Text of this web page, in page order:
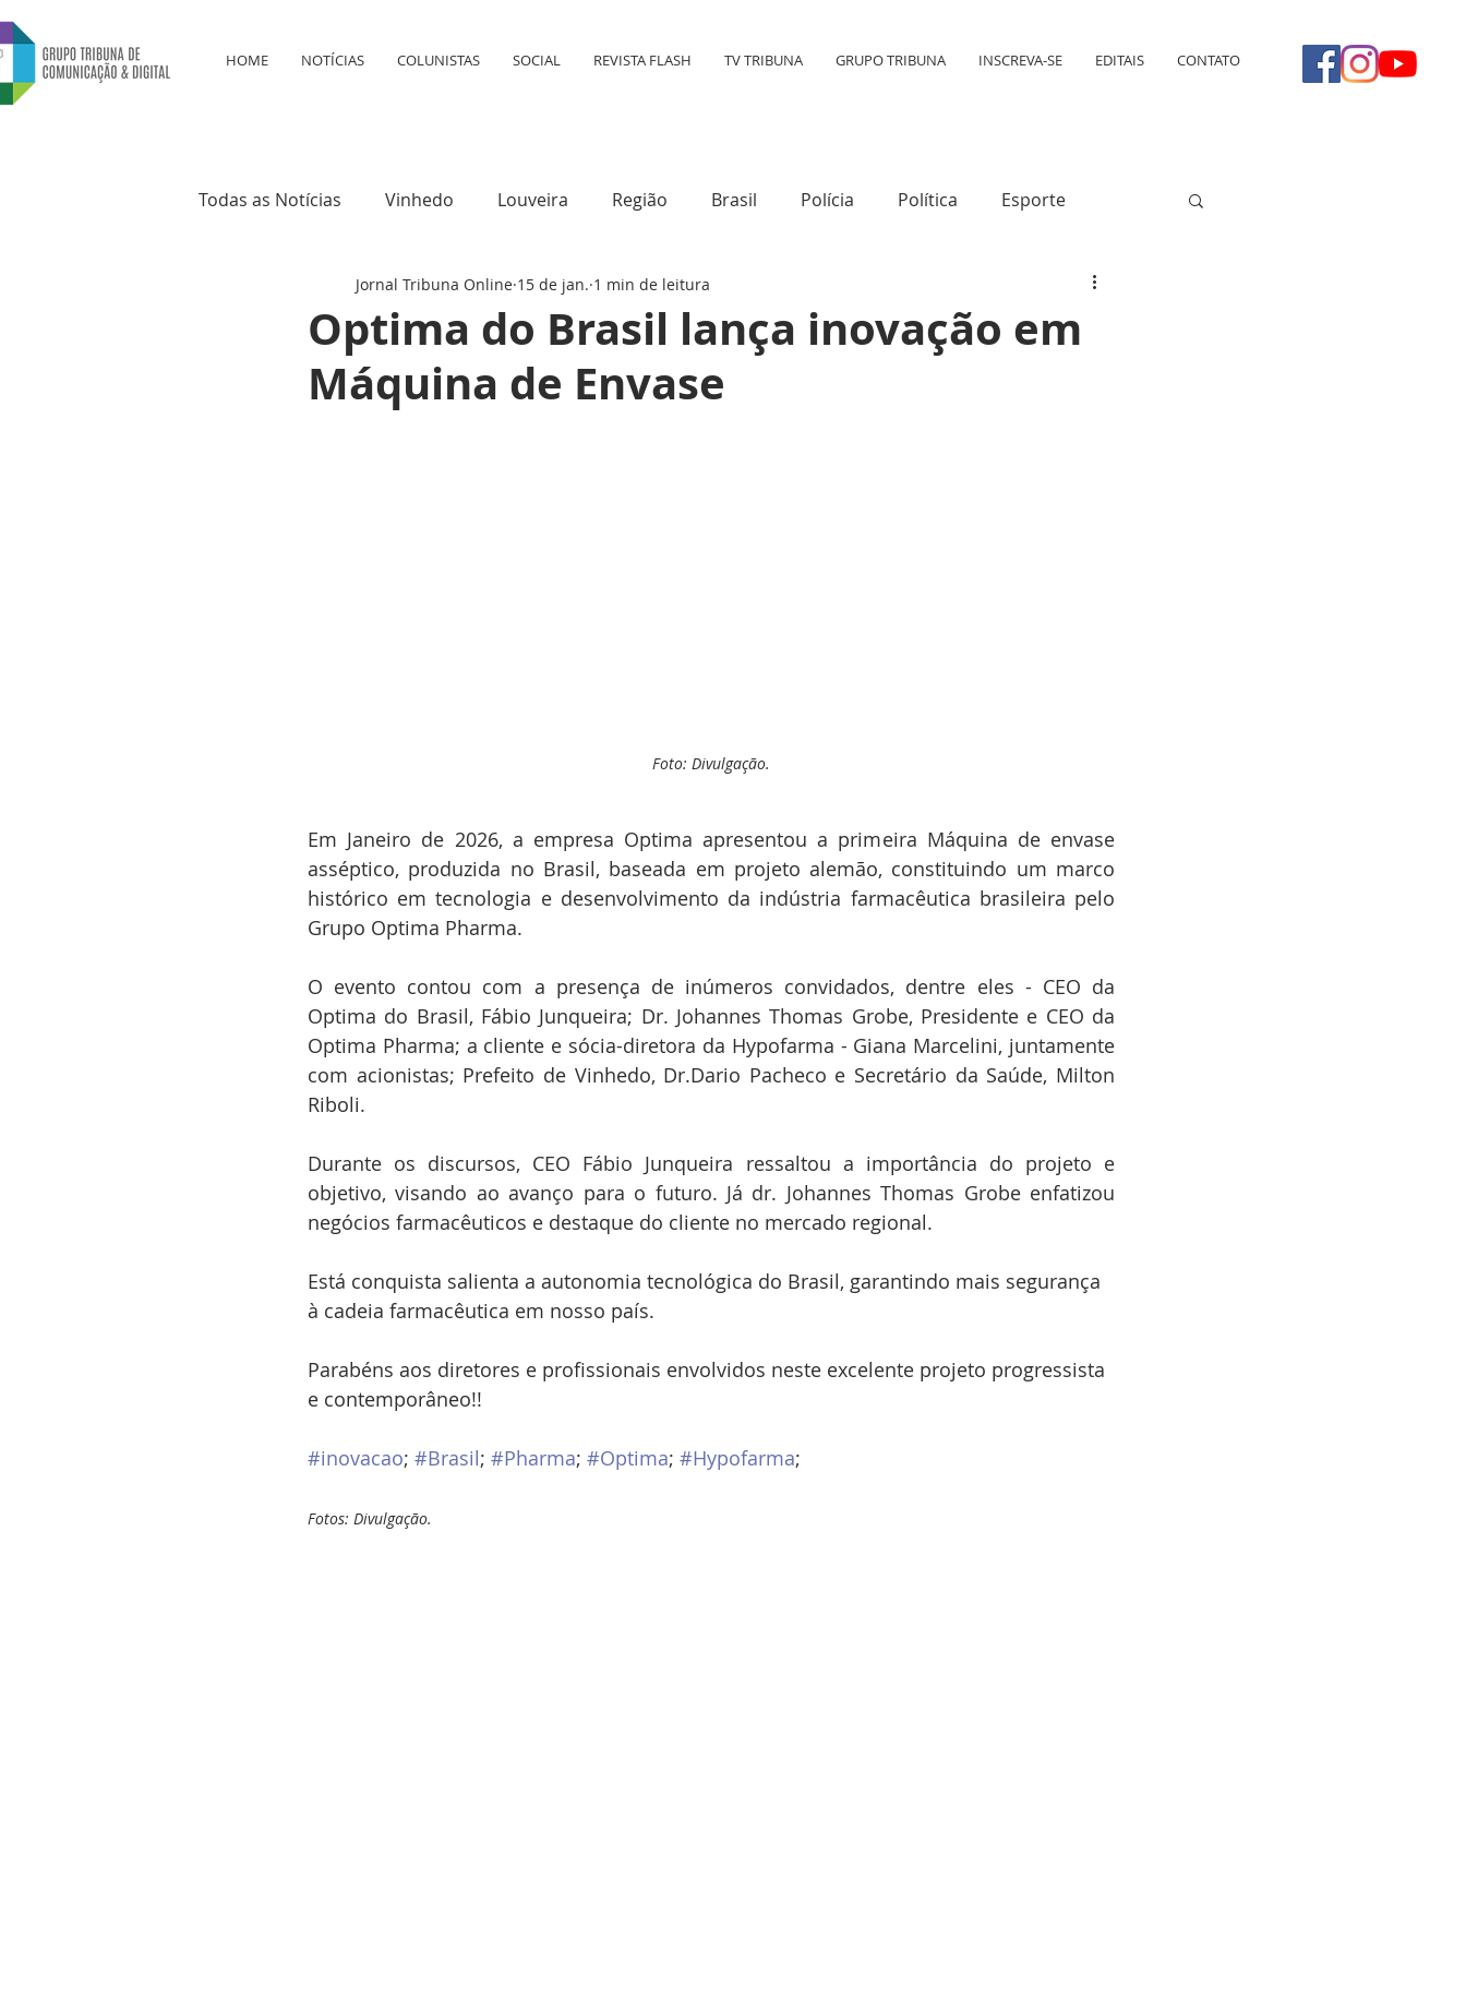
HOME NOTÍCIAS COLUNISTAS SOCIAL REVISTA FLASH TV TRIBUNA GRUPO TRIBUNA INSCREVA-SE EDITAIS CONTATO
Todas as Notícias Vinhedo Louveira Região Brasil Polícia Política Esporte
Saúde Cultura Mundo Destaque
Optima do Brasil lança inovação em
Máquina de Envase
Jornal Tribuna Online 15 de jan. 1 min de leitura
Foto: Divulgação.
Em Janeiro de 2026, a empresa Optima apresentou a primeira Máquina de envase
asséptico, produzida no Brasil, baseada em projeto alemão, constituindo um marco
histórico em tecnologia e desenvolvimento da indústria farmacêutica brasileira pelo
Grupo Optima Pharma.
O evento contou com a presença de inúmeros convidados, dentre eles - CEO da
Optima do Brasil, Fábio Junqueira; Dr. Johannes Thomas Grobe, Presidente e CEO da
Optima Pharma; a cliente e sócia-diretora da Hypofarma - Giana Marcelini, juntamente
com acionistas; Prefeito de Vinhedo, Dr.Dario Pacheco e Secretário da Saúde, Milton
Riboli.
Durante os discursos, CEO Fábio Junqueira ressaltou a importância do projeto e
objetivo, visando ao avanço para o futuro. Já dr. Johannes Thomas Grobe enfatizou
negócios farmacêuticos e destaque do cliente no mercado regional.
Está conquista salienta a autonomia tecnológica do Brasil, garantindo mais segurança
à cadeia farmacêutica em nosso país.
Parabéns aos diretores e profissionais envolvidos neste excelente projeto progressista
e contemporâneo!!
#inovacao; #Brasil; #Pharma; #Optima; #Hypofarma;
Fotos: Divulgação.